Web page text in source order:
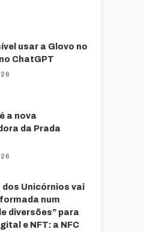
usar a Glovo no
ChatGPT
a nova
da Prada
dos Unicórnios vai
num
diversões” para
e NFT: a NFC